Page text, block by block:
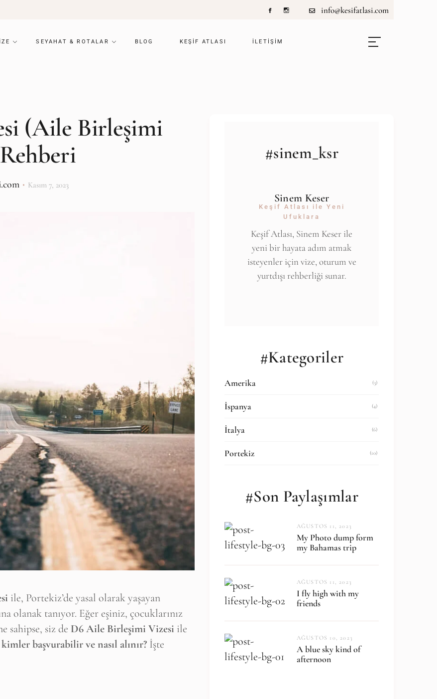
info@kesifatlasi.com
SEYAHAT & ROTALAR BLOG KEŞIF ATLASI ILETIŞIM
(Aile Birleşimi
Kasım 7, 2023
ile, Portekiz’de yasal olarak yaşayan
olanak tanıyor. Eğer eşiniz, çocuklarınız
sahipse, siz de D6 Aile Birleşimi Vizesi ile
başvurabilir ve nasıl alınır? İşte
#sinem_ksr
Sinem Keser
Keşif Atlası ile Yeni
Ufuklara
Keşif Atlası, Sinem Keser ile
yeni bir hayata adım atmak
isteyenler için vize, oturum ve
yurtdışı rehberliği sunar.
#Kategoriler
Amerika (3)
İspanya (4)
İtalya (6)
Portekiz (10)
#Son Paylaşımlar
AĞUSTOS 11, 2023
My Photo dump form
my Bahamas trip
AĞUSTOS 11, 2023
I fly high with my
friends
AĞUSTOS 10, 2023
A blue sky kind of
afternoon